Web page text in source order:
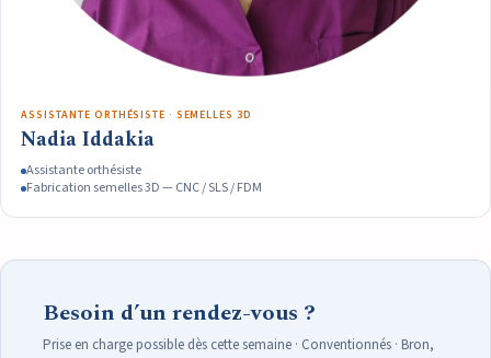
ASSISTANTE ORTHÉSISTE · SEMELLES 3D
Nadia Iddakia
Assistante orthésiste
Fabrication semelles 3D — CNC / SLS / FDM
Besoin d’un rendez-vous ?
Prise en charge possible dès cette semaine · Conventionnés · Bron,